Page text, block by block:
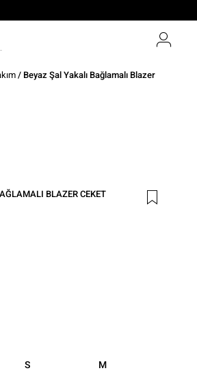
/ Beyaz Şal Yakalı Bağlamalı Blazer
BLAZER CEKET
S
M